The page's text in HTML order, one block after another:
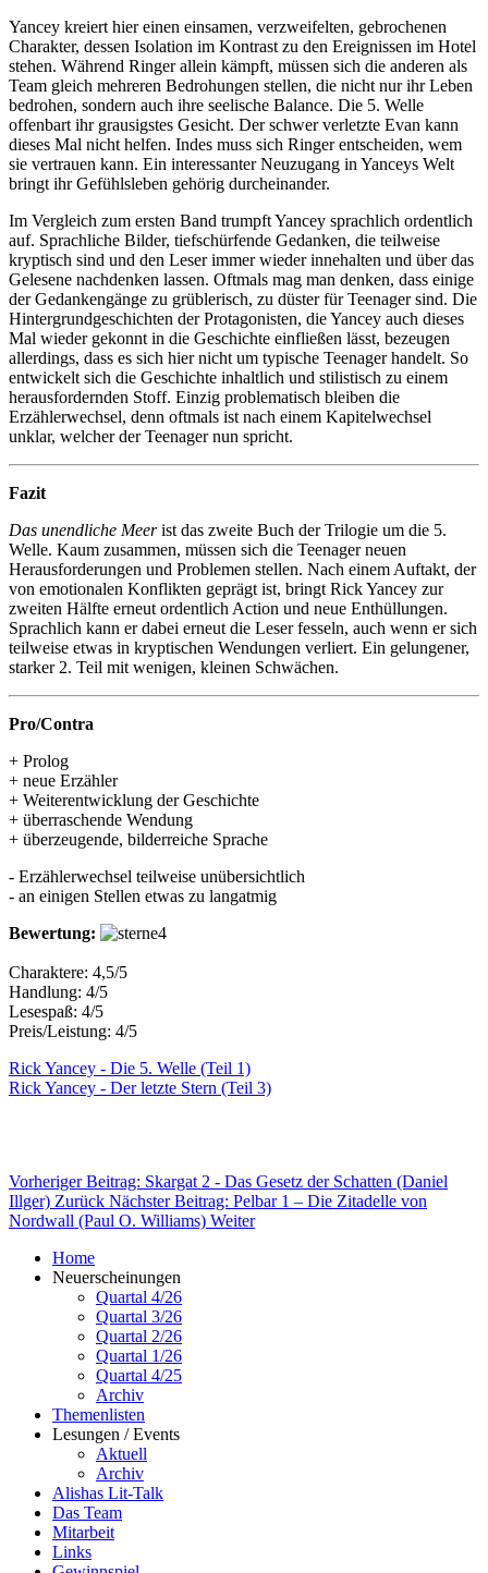
Yancey kreiert hier einen einsamen, verzweifelten, gebrochenen
Charakter, dessen Isolation im Kontrast zu den Ereignissen im Hotel
stehen. Während Ringer allein kämpft, müssen sich die anderen als
Team gleich mehreren Bedrohungen stellen, die nicht nur ihr Leben
bedrohen, sondern auch ihre seelische Balance. Die 5. Welle
offenbart ihr grausigstes Gesicht. Der schwer verletzte Evan kann
dieses Mal nicht helfen. Indes muss sich Ringer entscheiden, wem
sie vertrauen kann. Ein interessanter Neuzugang in Yanceys Welt
bringt ihr Gefühlsleben gehörig durcheinander.
Im Vergleich zum ersten Band trumpft Yancey sprachlich ordentlich
auf. Sprachliche Bilder, tiefschürfende Gedanken, die teilweise
kryptisch sind und den Leser immer wieder innehalten und über das
Gelesene nachdenken lassen. Oftmals mag man denken, dass einige
der Gedankengänge zu grüblerisch, zu düster für Teenager sind. Die
Hintergrundgeschichten der Protagonisten, die Yancey auch dieses
Mal wieder gekonnt in die Geschichte einfließen lässt, bezeugen
allerdings, dass es sich hier nicht um typische Teenager handelt. So
entwickelt sich die Geschichte inhaltlich und stilistisch zu einem
herausfordernden Stoff. Einzig problematisch bleiben die
Erzählerwechsel, denn oftmals ist nach einem Kapitelwechsel
unklar, welcher der Teenager nun spricht.
Fazit
Das unendliche Meerist das zweite Buch der Trilogie um die 5.
Welle. Kaum zusammen, müssen sich die Teenager neuen
Herausforderungen und Problemen stellen. Nach einem Auftakt, der
von emotionalen Konflikten geprägt ist, bringt Rick Yancey zur
zweiten Hälfte erneut ordentlich Action und neue Enthüllungen.
Sprachlich kann er dabei erneut die Leser fesseln, auch wenn er sich
teilweise etwas in kryptischen Wendungen verliert. Ein gelungener,
starker 2. Teil mit wenigen, kleinen Schwächen.
Pro/Contra
+ Prolog
+ neue Erzähler
+ Weiterentwicklung der Geschichte
+ überraschende Wendung
+ überzeugende, bilderreiche Sprache
- Erzählerwechsel teilweise unübersichtlich
- an einigen Stellen etwas zu langatmig
Bewertung:
Charaktere: 4,5/5
Handlung: 4/5
Lesespaß: 4/5
Preis/Leistung: 4/5
Rick Yancey - Die 5. Welle (Teil 1)
Rick Yancey - Der letzte Stern (Teil 3)
Vorheriger Beitrag: Skargat 2 - Das Gesetz der Schatten (Daniel
Illger) Zurück Nächster Beitrag: Pelbar 1 – Die Zitadelle von
Nordwall (Paul O. Williams) Weiter
Home
Neuerscheinungen
Quartal 4/26
Quartal 3/26
Quartal 2/26
Quartal 1/26
Quartal 4/25
Archiv
Themenlisten
Lesungen / Events
Aktuell
Archiv
Alishas Lit-Talk
Das Team
Mitarbeit
Links